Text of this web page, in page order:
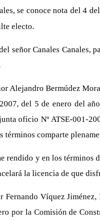
se conoce nota del 4
electo.
señor Canales Canales,
Alejandro Bermúdez
del 5 de enero del
oficio Nº ATSE-001-
comparte
rendido y en los términos
la licencia de que
Fernando Víquez
por la Comisión de